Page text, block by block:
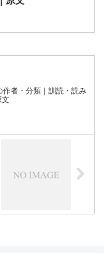
作者・分類｜訓読・読み
文